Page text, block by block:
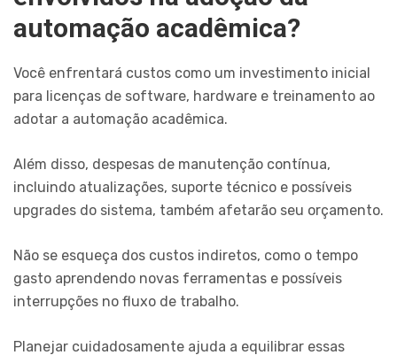
automação acadêmica?
Você enfrentará custos como um investimento inicial
para licenças de software, hardware e treinamento ao
adotar a automação acadêmica.
Além disso, despesas de manutenção contínua,
incluindo atualizações, suporte técnico e possíveis
upgrades do sistema, também afetarão seu orçamento.
Não se esqueça dos custos indiretos, como o tempo
gasto aprendendo novas ferramentas e possíveis
interrupções no fluxo de trabalho.
Planejar cuidadosamente ajuda a equilibrar essas